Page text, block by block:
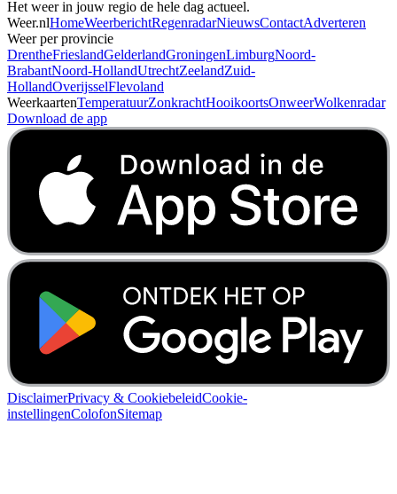
Het weer in jouw regio de hele dag actueel.
Weer.nlHomeWeerberichtRegenradarNieuwsContactAdverteren
Weer per provincie
DrentheFrieslandGelderlandGroningenLimburgNoord-
BrabantNoord-HollandUtrechtZeelandZuid-
HollandOverijsselFlevoland
WeerkaartenTemperatuurZonkrachtHooikoortsOnweerWolkenradar
Download de app
DisclaimerPrivacy & CookiebeleidCookie-
instellingenColofonSitemap